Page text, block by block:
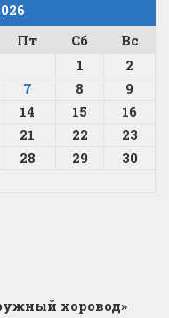
Пт Сб
Вс
1
2
7 8
9
14 15
16
21 22
23
28 29
30
хоровод»